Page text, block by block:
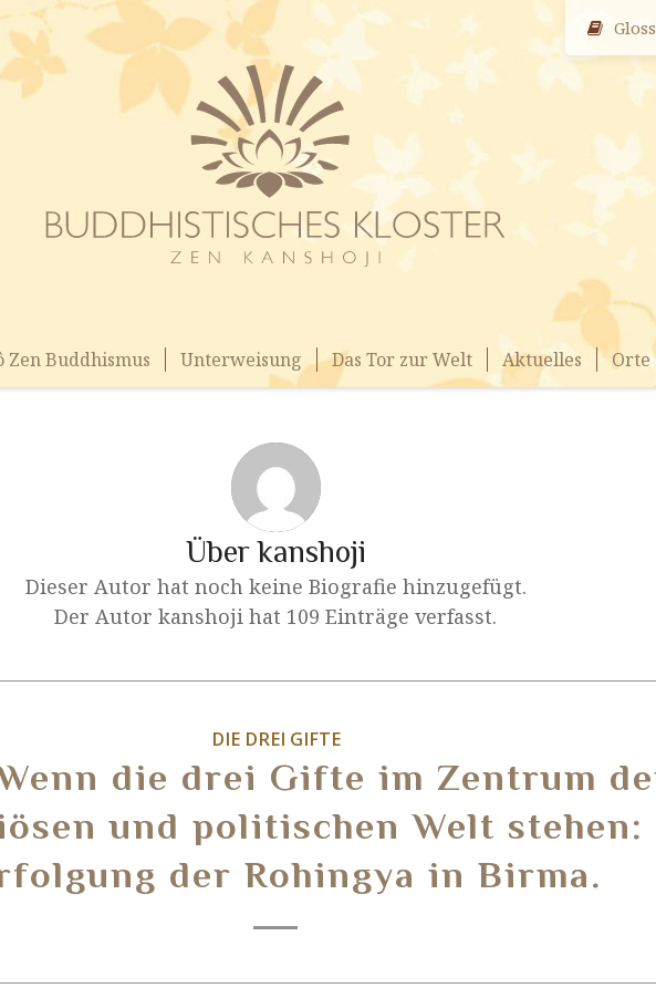
Zen Buddhismus Unterweisung Das Tor zur Welt Aktuelles Orte
Überkanshoji
Dieser Autor hat noch keine Biografie hinzugefügt.
Der Autor kanshoji hat 109 Einträge verfasst.
DIE DREI GIFTE
die drei Gifte im Zentrum
und politischen Welt stehen:
der Rohingya in Birma.